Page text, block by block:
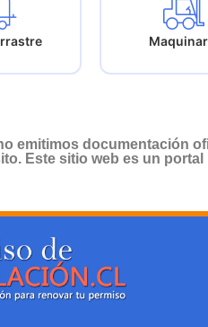
emitimos documentación
Este sitio web es un